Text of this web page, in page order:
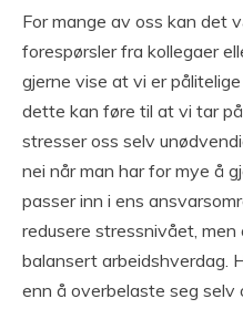
For mange av oss kan det
forespørsler fra kollegaer
gjerne vise at vi er
dette kan føre til at vi tar
stresser oss selv
nei når man har for mye å
passer inn i ens
redusere stressnivået,
balansert arbeidshverdag.
enn å overbelaste seg selv